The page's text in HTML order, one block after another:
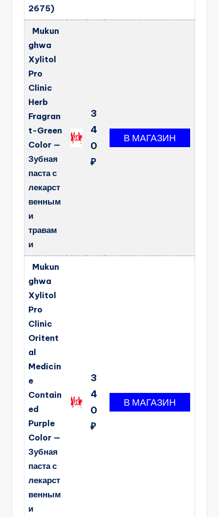
2675)
Mukun
ghwa
Xylitol
Pro
Clinic
Herb
Fragran
t-Green
Color —
Зубная
паста с
лекарст
венным
и
травам
и
3
4
0
₽
Mukun
ghwa
Xylitol
Pro
Clinic
Oritent
al
Medicin
e
Contain
ed
Purple
Color —
Зубная
паста с
лекарст
венным
и
3
4
0
₽